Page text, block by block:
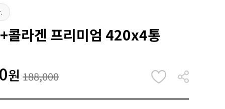
콜라겐 프리미엄 420x4통
원 188,000